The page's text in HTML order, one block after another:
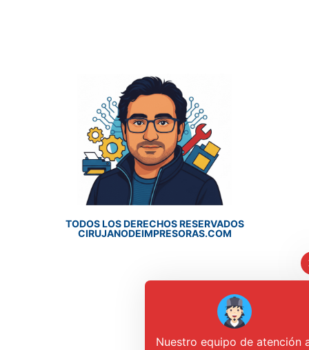
TODOS LOS DERECHOS RESERVADOS
CIRUJANODEIMPRESORAS.COM
Nuestro equipo de atención